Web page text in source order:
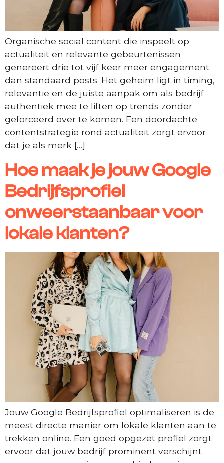
Organische social content die inspeelt op
actualiteit en relevante gebeurtenissen
genereert drie tot vijf keer meer engagement
dan standaard posts. Het geheim ligt in timing,
relevantie en de juiste aanpak om als bedrijf
authentiek mee te liften op trends zonder
geforceerd over te komen. Een doordachte
contentstrategie rond actualiteit zorgt ervoor
dat je als merk […]
Hoe maak je jouw Google
Bedrijfsprofiel
onweerstaanbaar voor
lokale klanten?
Jouw Google Bedrijfsprofiel optimaliseren is de
meest directe manier om lokale klanten aan te
trekken online. Een goed opgezet profiel zorgt
ervoor dat jouw bedrijf prominent verschijnt